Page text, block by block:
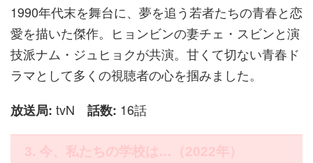
1990年代末を舞台に、夢を追う若者たちの青春と恋
愛を描いた傑作。ヒョンビンの妻チェ・スビンと演
技派ナム・ジュヒョクが共演。甘くて切ない青春ド
ラマとして多くの視聴者の心を掴みました。
放送局: tvN 話数: 16話
3. 今、私たちの学校は…（2022年）